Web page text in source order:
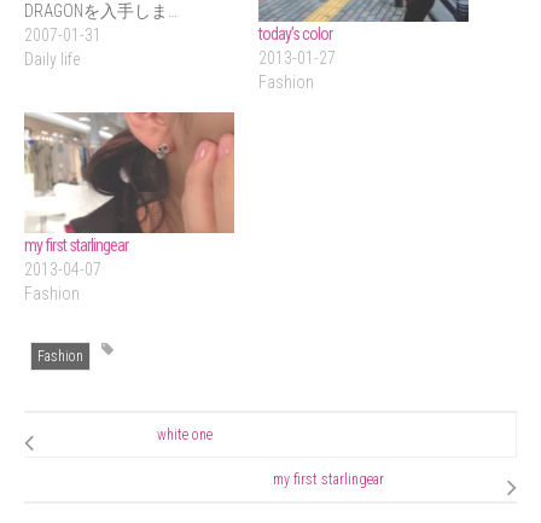
DRAGONを入手しま…
2007-01-31
Daily life
today’s color
2013-01-27
Fashion
my first starlingear
2013-04-07
Fashion
Fashion
white one
my first starlingear